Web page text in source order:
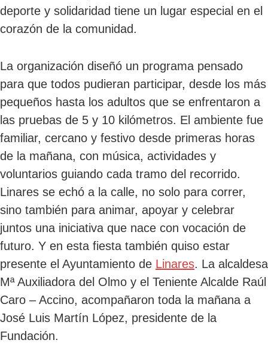
deporte y solidaridad tiene un lugar especial en el
corazón de la comunidad.
La organización diseñó un programa pensado
para que todos pudieran participar, desde los más
pequeños hasta los adultos que se enfrentaron a
las pruebas de 5 y 10 kilómetros. El ambiente fue
familiar, cercano y festivo desde primeras horas
de la mañana, con música, actividades y
voluntarios guiando cada tramo del recorrido.
Linares se echó a la calle, no solo para correr,
sino también para animar, apoyar y celebrar
juntos una iniciativa que nace con vocación de
futuro. Y en esta fiesta también quiso estar
presente el Ayuntamiento de Linares. La alcaldesa
Mª Auxiliadora del Olmo y el Teniente Alcalde Raúl
Caro – Accino, acompañaron toda la mañana a
José Luis Martín López, presidente de la
Fundación.